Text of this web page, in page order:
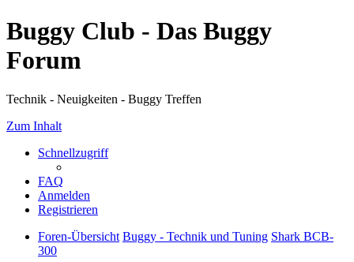
Buggy Club - Das Buggy
Forum
Technik - Neuigkeiten - Buggy Treffen
Zum Inhalt
Schnellzugriff
FAQ
Anmelden
Registrieren
Foren-Übersicht Buggy - Technik und Tuning Shark BCB-
300